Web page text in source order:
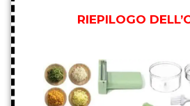
RIEPILOGO